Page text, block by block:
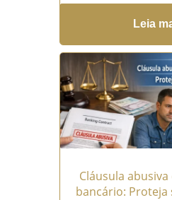
contrato? A
exclusividade é
dispositivo
impõe uma
mais →
Leia
Cláusula
bancário: Proteja